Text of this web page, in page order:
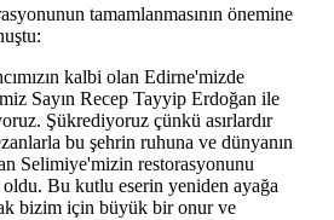
tamamlanmasının önemine
kalbi olan Edirne'mizde
Sayın Recep Tayyip Erdoğan ile
Şükrediyoruz çünkü asırlardır
bu şehrin ruhuna ve dünyanın
Selimiye'mizin restorasyonunu
Bu kutlu eserin yeniden ayağa
bizim için büyük bir onur ve